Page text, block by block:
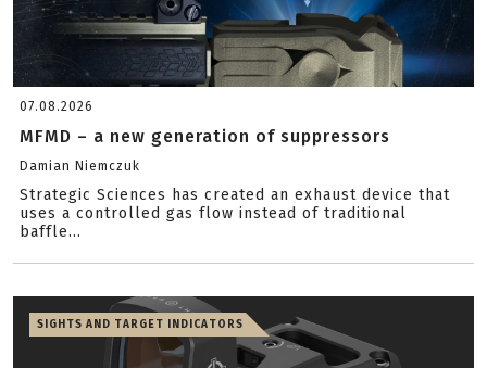
07.08.2026
MFMD – a new generation of suppressors
Damian Niemczuk
Strategic Sciences has created an exhaust device that
uses a controlled gas flow instead of traditional
baffle...
SIGHTS AND TARGET INDICATORS